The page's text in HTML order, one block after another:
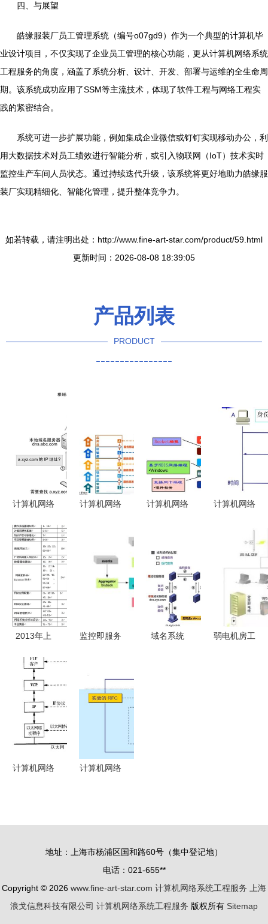
四、与展望
皓缘服装厂员工管理系统（编号o07gd9）作为一个典型的计算机毕
业设计项目，不仅实现了企业员工管理的核心功能，更从计算机网络系统
工程服务的角度，涵盖了系统分析、设计、开发、部署与运维的全生命周
期。该系统成功应用了SSM等主流技术，体现了软件工程与网络工程实
践的紧密结合。
系统可进一步扩展功能，例如集成企业微信或钉钉实现移动办公，利
用大数据技术对员工绩效进行智能分析，或引入物联网（IoT）技术实时
监控生产车间人员状态。通过持续迭代升级，该系统将更好地助力皓缘服
装厂实现精细化、智能化管理，提升整体竞争力。
如若转载，请注明出处：http://www.fine-art-star.com/product/59.html
更新时间：2026-08-08 18:39:05
产品列表
PRODUCT
----------------
计算机网络
析过程与系
统工程服务
解析
计算机网络
性服务解析
计算机网络
程与计算机
网络系统工
程服务
计算机网络
安全 系统
工程服务的
核心挑战
2013年上
程师考试考
题分析
监控即服务
化系统互联
域名系统
弱电机房工
计算机网络
计算机网络
地址：上海市杨浦区国和路60号（集中登记地）
电话：021-655**
Copyright © 2026 www.fine-art-star.com 计算机网络系统工程服务 上海
浪戈信息科技有限公司 计算机网络系统工程服务 版权所有 Sitemap